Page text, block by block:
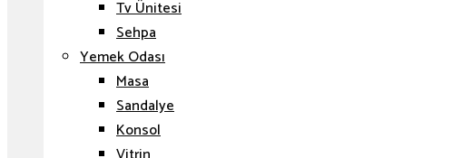
Tv Ünitesi
Sehpa
Yemek Odası
Masa
Sandalye
Konsol